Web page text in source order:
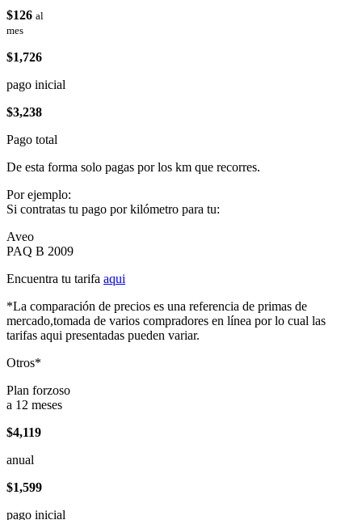
$126 al
mes
$1,726
pago inicial
$3,238
Pago total
De esta forma solo pagas por los km que recorres.
Por ejemplo:
Si contratas tu pago por kilómetro para tu:
Aveo
PAQ B 2009
Encuentra tu tarifa aqui
*La comparación de precios es una referencia de primas de
mercado,tomada de varios compradores en línea por lo cual las
tarifas aqui presentadas pueden variar.
Otros*
Plan forzoso
a 12 meses
$4,119
anual
$1,599
pago inicial